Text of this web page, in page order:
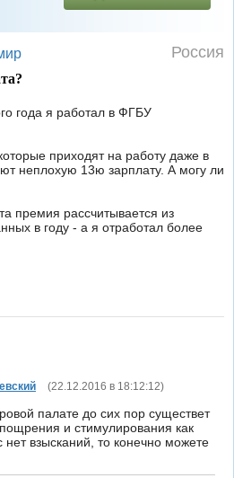
Россия
года я работал в ФГБУ
приходят на работу даже в
неплохую 13ю зарплату. А могу ли
премия рассчитывается из
в году - а я отработал более
(22.12.2016 в 18:12:12)
палате до сих пор существет
и стимулирования как
нет взысканий, то конечно можете